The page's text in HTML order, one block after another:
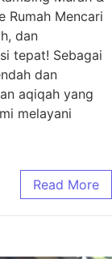
Rumah Mencari
dan
tepat! Sebagai
dan
aqiqah yang
melayani
Read More